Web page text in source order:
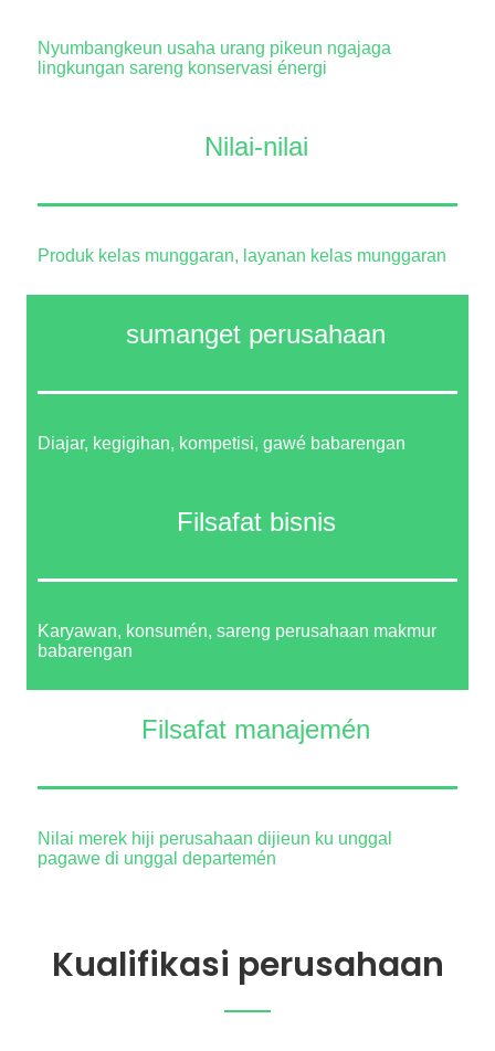
Nyumbangkeun usaha urang pikeun ngajaga
lingkungan sareng konservasi énergi
Nilai-nilai
Produk kelas munggaran, layanan kelas munggaran
sumanget perusahaan
Diajar, kegigihan, kompetisi, gawé babarengan
Filsafat bisnis
Karyawan, konsumén, sareng perusahaan makmur
babarengan
Filsafat manajemén
Nilai merek hiji perusahaan dijieun ku unggal
pagawe di unggal departemén
Kualifikasi perusahaan